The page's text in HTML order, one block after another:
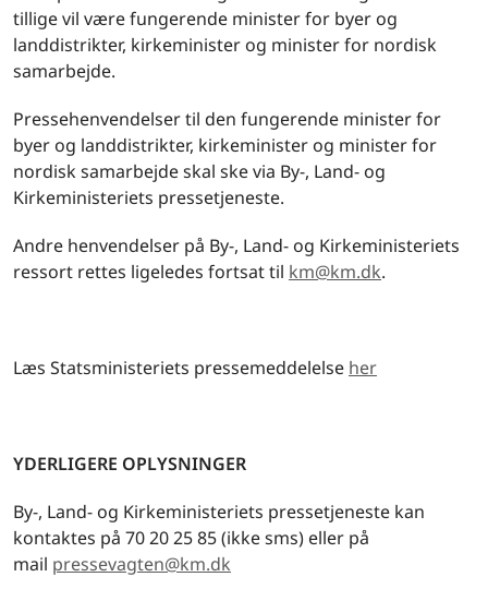
tillige vil være fungerende minister for byer og
landdistrikter, kirkeminister og minister for nordisk
samarbejde.
Pressehenvendelser til den fungerende minister for
byer og landdistrikter, kirkeminister og minister for
nordisk samarbejde skal ske via By-, Land- og
Kirkeministeriets pressetjeneste.
Andre henvendelser på By-, Land- og Kirkeministeriets
ressort rettes ligeledes fortsat til km@km.dk.
Læs Statsministeriets pressemeddelelse her
YDERLIGERE OPLYSNINGER
By-, Land- og Kirkeministeriets pressetjeneste kan
kontaktes på 70 20 25 85 (ikke sms) eller på
mail pressevagten@km.dk